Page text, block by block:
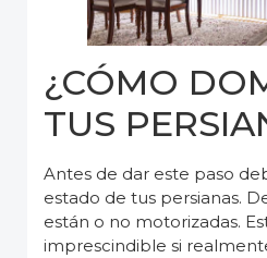
¿CÓMO
TUS
Antes de dar este paso
estado de tus persianas.
están o no motorizadas.
imprescindible si